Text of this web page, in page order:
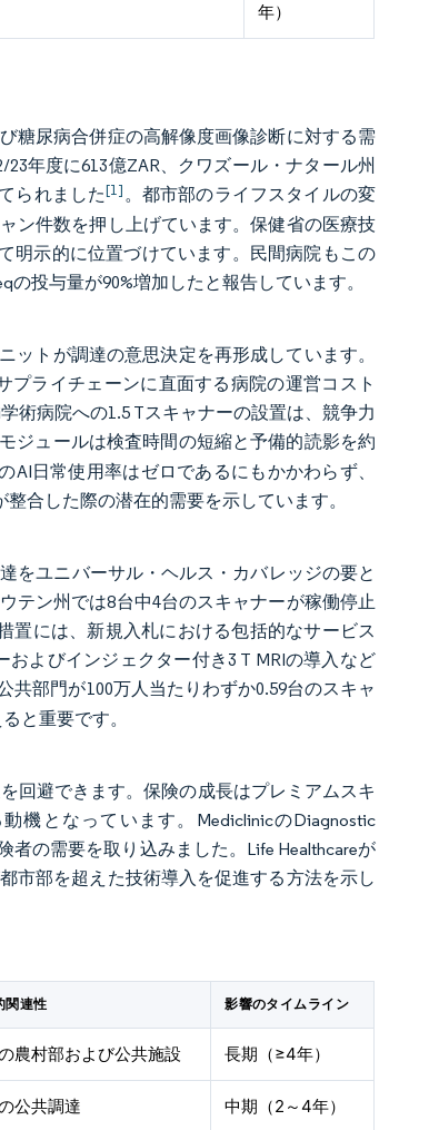
年）
糖尿病合併症の高解像度画像診断に対する需
年度に613億ZAR、クワズール・ナタール州
られました[1]。都市部のライフスタイルの変
ン件数を押し上げています。保健省の医療技
明示的に位置づけています。民間病院もこの
投与量が90%増加したと報告しています。
トが調達の意思決定を再形成しています。
プライチェーンに直面する病院の運営コスト
術病院への1.5 Tスキャナーの設置は、競争力
ジュールは検査時間の短縮と予備的読影を約
日常使用率はゼロであるにもかかわらず、
合した際の潜在的需要を示しています。
をユニバーサル・ヘルス・カバレッジの要と
テン州では8台中4台のスキャナーが稼働停止
置には、新規入札における包括的なサービス
およびインジェクター付き3 T MRIの導入など
部門が100万人当たりわずか0.59台のスキャ
と重要です。
回避できます。保険の成長はプレミアムスキ
機となっています。MediclinicのDiagnostic
の需要を取り込みました。Life Healthcareが
市部を超えた技術導入を促進する方法を示し
関連性 影響のタイムライン
農村部および公共施設 長期（≥4年）
公共調達 中期（2～4年）